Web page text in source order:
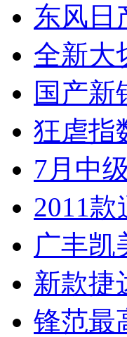
东风日
全新大
国产新
狂虐指
7月中
2011
广丰凯
新款捷
锋范最